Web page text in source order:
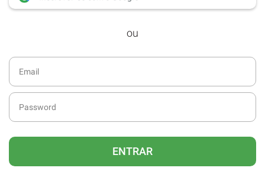
desde dezembro de 2016.
Acesso ao formato digital da SÁBADO
SÁBADO.
diário da atualidade.
publicidade reduzida e não invasiva
no site.
Possibilidade de ler e/ou ouvir artigos.
ou
ENTRAR